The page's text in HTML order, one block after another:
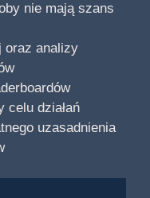
nie mają szans
oraz analizy
celu działań
uzasadnienia